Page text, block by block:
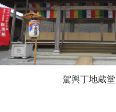
駕輿丁地蔵堂